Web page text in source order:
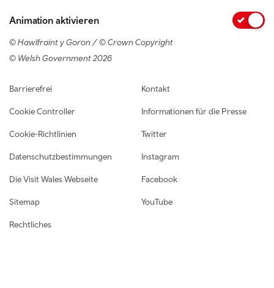
Animation aktivieren
© Hawlfraint y Goron / © Crown Copyright
© Welsh Government 2026
Footer navigation
Barrierefrei
Cookie Controller
Cookie-Richtlinien
Datenschutzbestimmungen
Die Visit Wales Webseite
Sitemap
Rechtliches
Kontakt
Informationen für die Presse
Twitter
Instagram
Facebook
YouTube